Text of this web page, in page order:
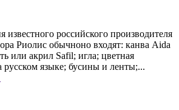
российского производителя
Риолис обычноно входят: канва Aida
или акрил Safil; игла; цветная
русском языке; бусины и ленты;...